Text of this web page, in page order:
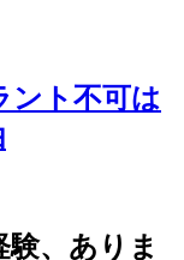
ント不可は
、ありま